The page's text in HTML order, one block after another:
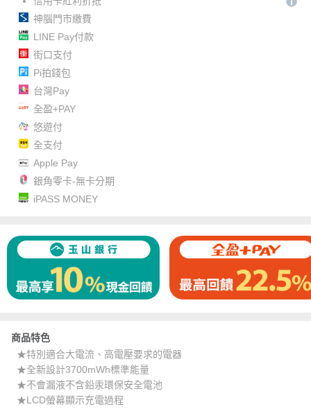
神腦門市繳費
LINE Pay付款
街口支付
Pi拍錢包
台灣Pay
全盈+PAY
悠遊付
全支付
Apple Pay
銀角零卡-無卡分期
iPASS MONEY
商品特色
★特別適合大電流、高電壓要求的電器
★全新設計3700mWh標準能量
★不會漏液不含鉛汞環保安全電池
★LCD螢幕顯示充電過程